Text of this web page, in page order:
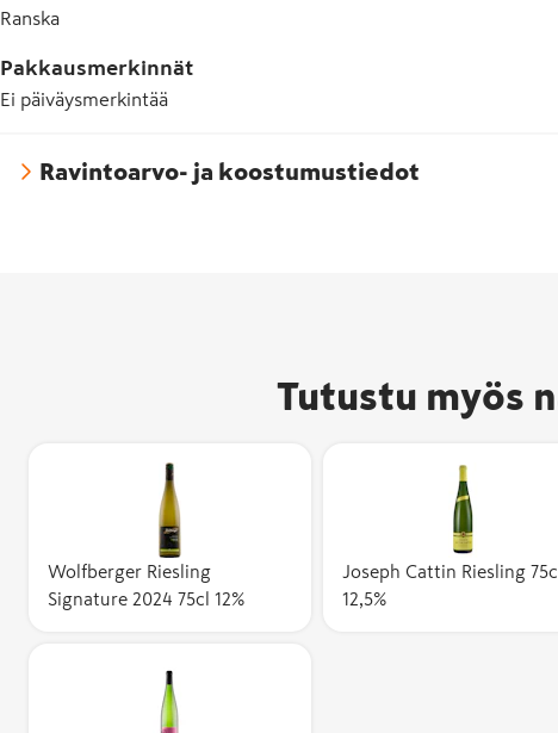
Ranska
Pakkausmerkinnät
Ei päiväysmerkintää
Ravintoarvo- ja koostumustiedot
Tutustu myös
Wolfberger Riesling
Signature 2024 75cl 12%
Joseph Cattin Riesling
12,5%